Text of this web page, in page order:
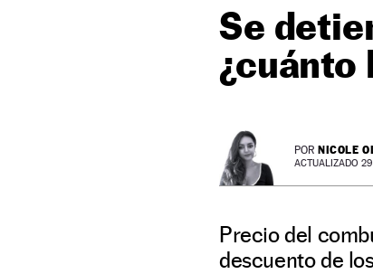
Se
¿cuánto
POR NICOLE
ACTUALIZADO
Precio del
descuento de